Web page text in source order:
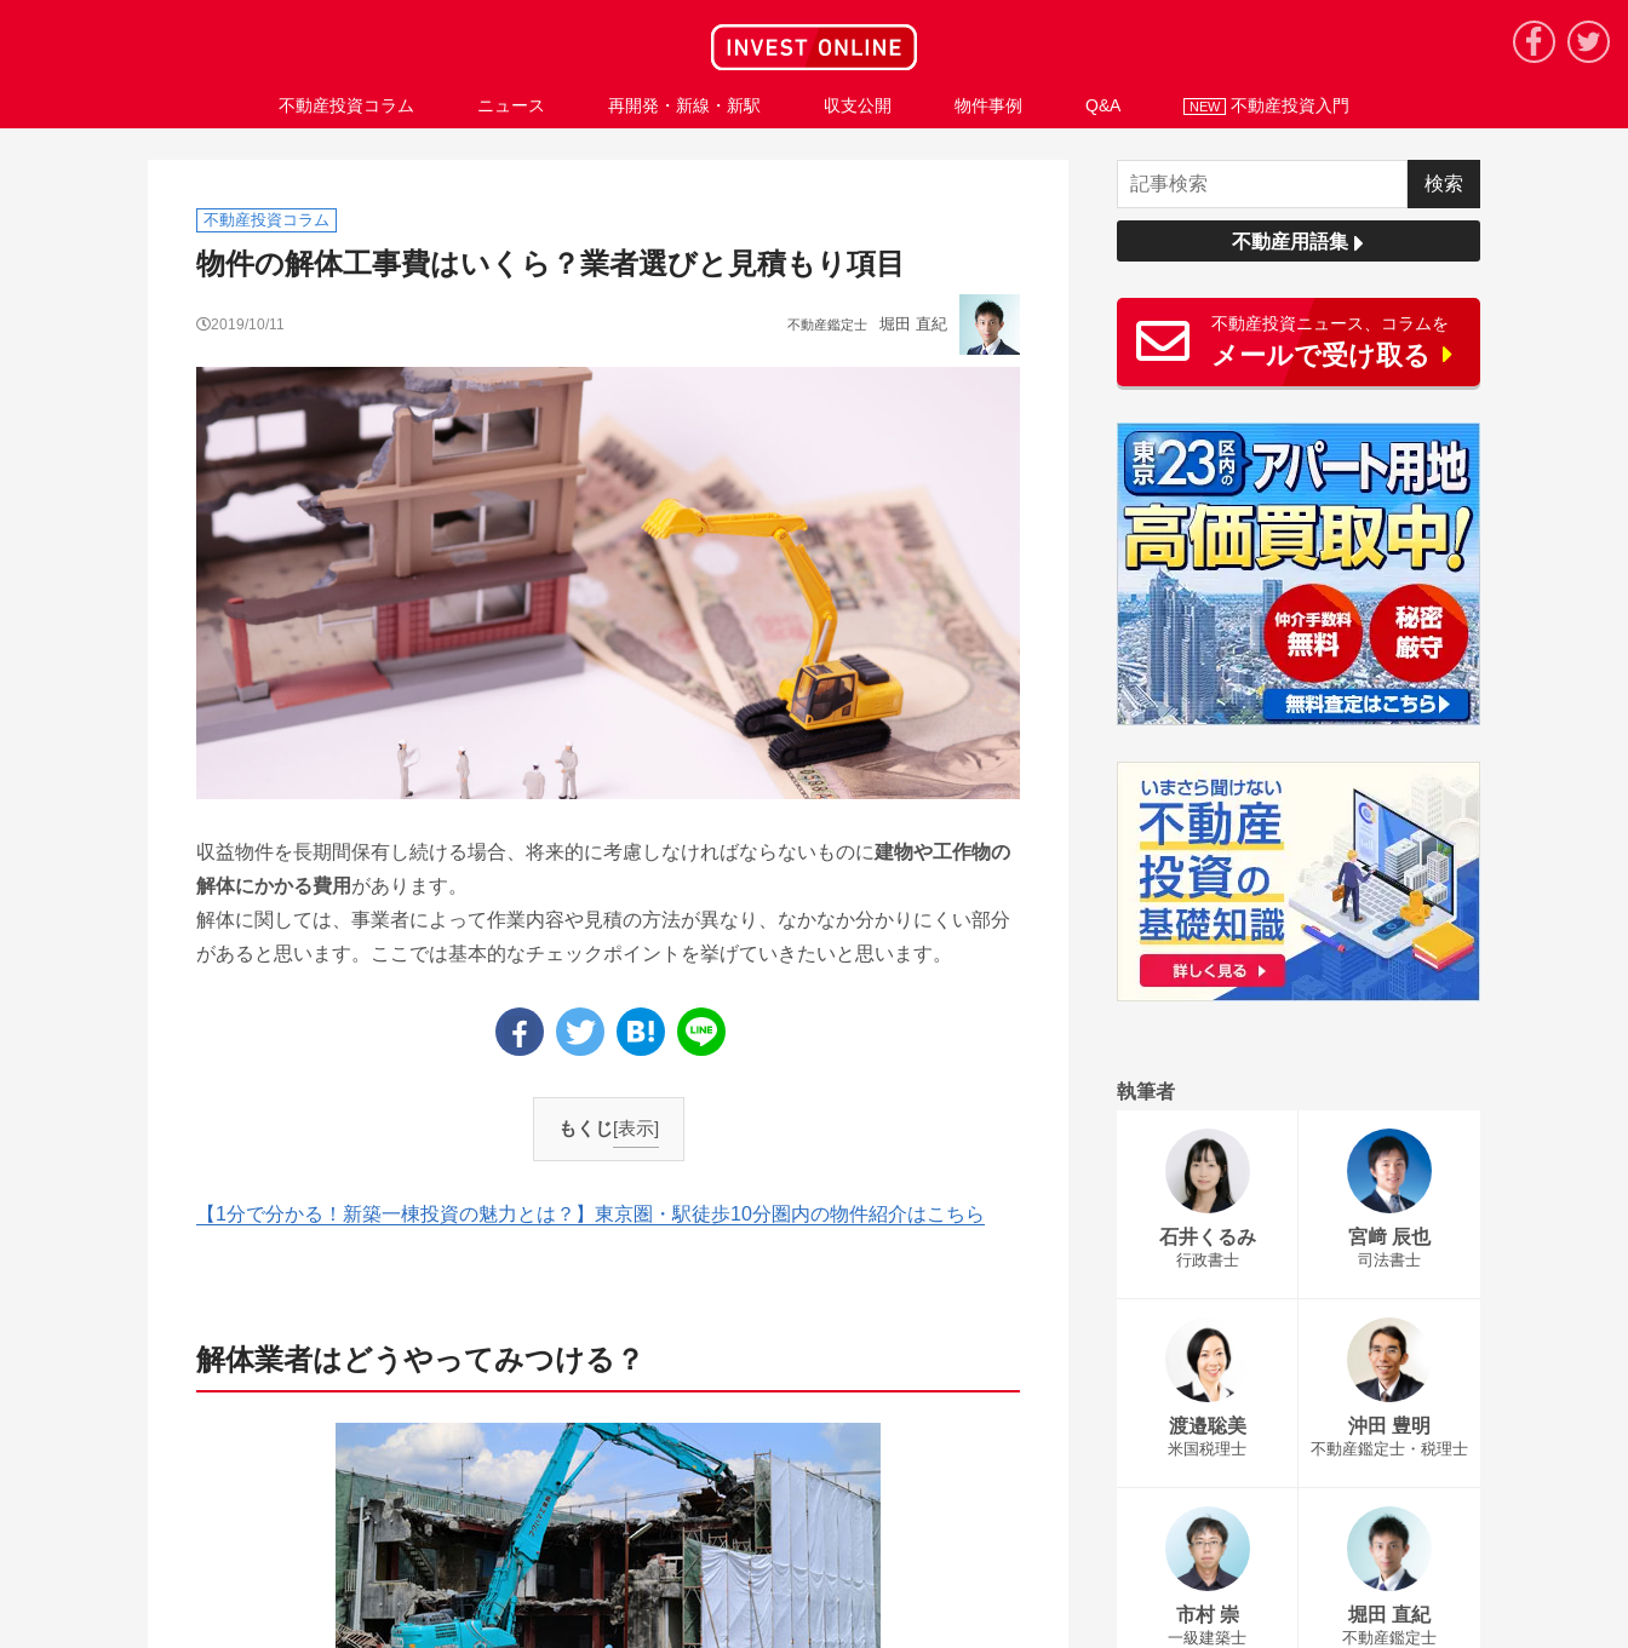
不動産投資コラム ニュース 再開発・新線・新駅 収支公開 物件事例 Q&A NEW 不動産投資入門
不動産投資コラム
物件の解体工事費はいくら？業者選びと見積もり項目
2019/10/11 不動産鑑定士 堀田 直紀
収益物件を長期間保有し続ける場合、将来的に考慮しなければならないものに建物や工作物の
解体にかかる費用 があります。
解体に関しては、事業者によって作業内容や見積の方法が異なり、なかなか分かりにくい部分
があると思います。ここでは基本的なチェックポイントを挙げていきたいと思います。
もくじ[表示]
【1分で分かる！新築一棟投資の魅力とは？】東京圏・駅徒歩10分圏内の物件紹介はこちら
解体業者はどうやってみつける？
不動産用語集
不動産投資ニュース、コラムを
メールで受け取る
執筆者
石井くるみ
行政書士
宮﨑 辰也
司法書士
渡邉聡美
米国税理士
沖田 豊明
不動産鑑定士・税理士
市村 崇
一級建築士
堀田 直紀
不動産鑑定士